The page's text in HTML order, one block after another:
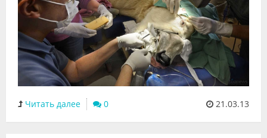
Читать далее 0 21.03.13